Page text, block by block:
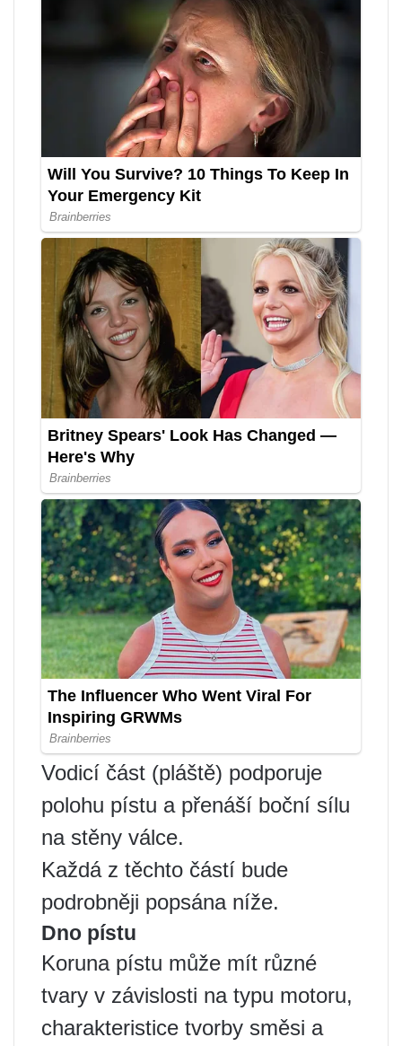
Vodicí část (pláště) podporuje
polohu pístu a přenáší boční sílu
na stěny válce.
Každá z těchto částí bude
podrobněji popsána níže.
Dno pístu
Koruna pístu může mít různé
tvary v závislosti na typu motoru,
charakteristice tvorby směsi a